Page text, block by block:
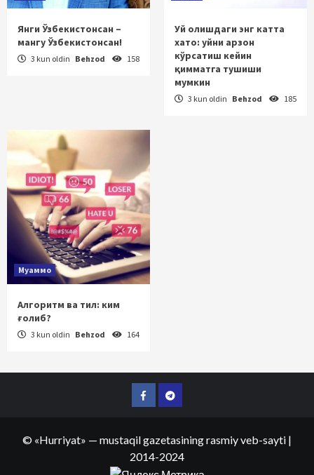
Янги Ўзбекистонсан –
мангу Ўзбекистонсан!
3 kun oldin Behzod 158
Уй олишдаги энг катта
хато: уйни арзон
кўрсатиш кейин
қимматга тушиши
мумкин
3 kun oldin Behzod 185
Муаммо
Алгоритм ва тил: ким
ғолиб?
3 kun oldin Behzod 164
FacebookTelegram
© «Hurriyat» — mustaqil gazetasining rasmiy veb-sayti |
2014-2024